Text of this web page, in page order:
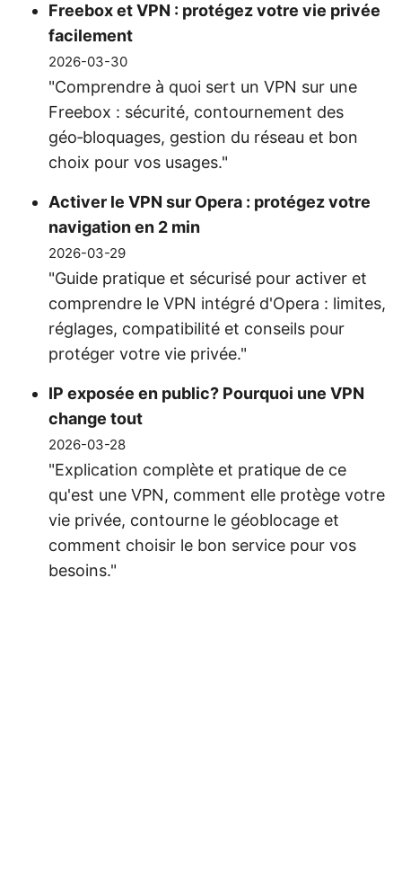
Freebox et VPN : protégez votre vie privée
facilement
2026-03-30
"Comprendre à quoi sert un VPN sur une
Freebox : sécurité, contournement des
géo‑bloquages, gestion du réseau et bon
choix pour vos usages."
Activer le VPN sur Opera : protégez votre
navigation en 2 min
2026-03-29
"Guide pratique et sécurisé pour activer et
comprendre le VPN intégré d'Opera : limites,
réglages, compatibilité et conseils pour
protéger votre vie privée."
IP exposée en public? Pourquoi une VPN
change tout
2026-03-28
"Explication complète et pratique de ce
qu'est une VPN, comment elle protège votre
vie privée, contourne le géoblocage et
comment choisir le bon service pour vos
besoins."